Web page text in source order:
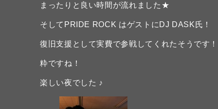
まったりと良い時間が流れました★
そしてPRIDE ROCK はゲストにDJ DASK氏！
復旧支援として実費で参戦してくれたそうです
粋ですね！
楽しい夜でした ♪